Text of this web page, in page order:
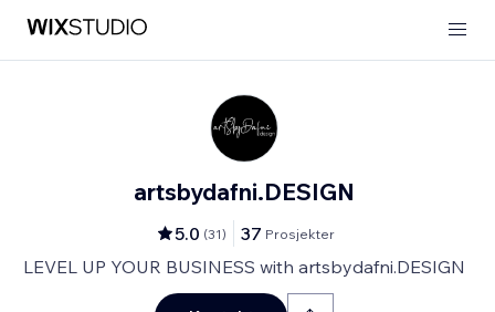
artsbydafni.DESIGN
5.0 (31) 37 Prosjekter
LEVEL UP YOUR BUSINESS with artsbydafni.DESIGN